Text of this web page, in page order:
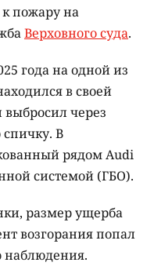
к пожару на
Верховного суда.
года на одной из
в своей
через
В
рядом Audi
системой (ГБО).
размер ущерба
возгорания попал
наблюдения.